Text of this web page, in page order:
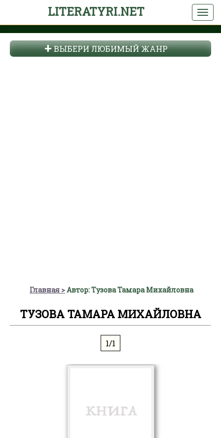
LITERATYRI.NET
ВЫБЕРИ ЛЮБИМЫЙ ЖАНР
Главная Автор: Тузова Тамара Михайловна
ТУЗОВА ТАМАРА МИХАЙЛОВНА
1/1